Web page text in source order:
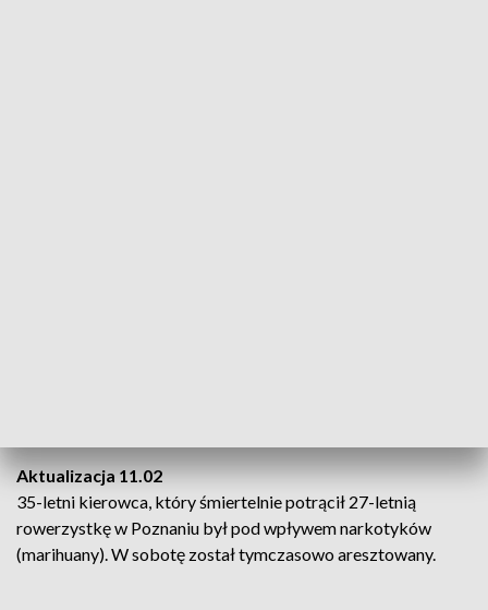
Aktualizacja 11.02
35-letni kierowca, który śmiertelnie potrącił 27-letnią
rowerzystkę w Poznaniu był pod wpływem narkotyków
(marihuany). W sobotę został tymczasowo aresztowany.